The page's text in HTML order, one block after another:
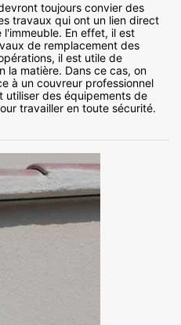
toujours convier des
travaux qui ont un lien direct
En effet, il est
de remplacement des
il est utile de
la matière. Dans ce cas, on
à un couvreur professionnel
utiliser des équipements de
travailler en toute sécurité.